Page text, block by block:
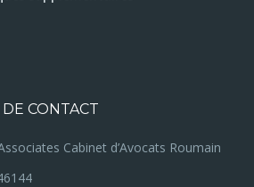
CONTACT
Cabinet d’Avocats Roumain